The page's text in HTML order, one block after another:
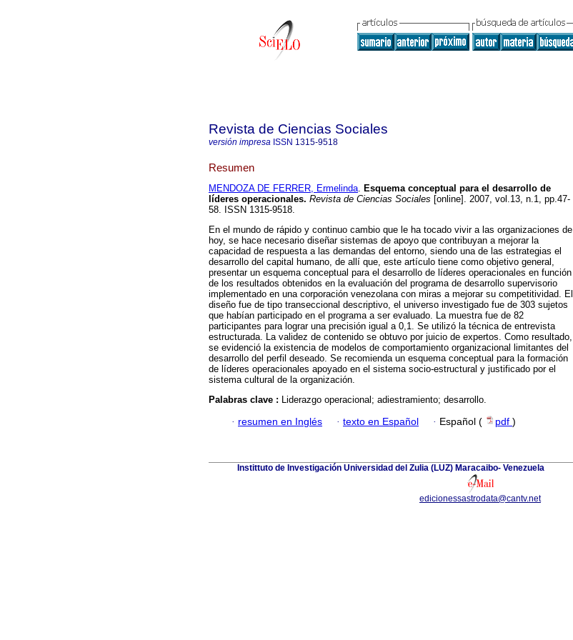
Revista de Ciencias Sociales
versión impresa ISSN 1315-9518
Resumen
MENDOZA DE FERRER, Ermelinda. Esquema conceptual para el desarrollo de
líderes operacionales. Revista de Ciencias Sociales [online]. 2007, vol.13, n.1, pp.47-
58. ISSN 1315-9518.
En el mundo de rápido y continuo cambio que le ha tocado vivir a las organizaciones de
hoy, se hace necesario diseñar sistemas de apoyo que contribuyan a mejorar la
capacidad de respuesta a las demandas del entorno, siendo una de las estrategias el
desarrollo del capital humano, de allí que, este artículo tiene como objetivo general,
presentar un esquema conceptual para el desarrollo de líderes operacionales en función
de los resultados obtenidos en la evaluación del programa de desarrollo supervisorio
implementado en una corporación venezolana con miras a mejorar su competitividad. El
diseño fue de tipo transeccional descriptivo, el universo investigado fue de 303 sujetos
que habían participado en el programa a ser evaluado. La muestra fue de 82
participantes para lograr una precisión igual a 0,1. Se utilizó la técnica de entrevista
estructurada. La validez de contenido se obtuvo por juicio de expertos. Como resultado,
se evidenció la existencia de modelos de comportamiento organizacional limitantes del
desarrollo del perfil deseado. Se recomienda un esquema conceptual para la formación
de líderes operacionales apoyado en el sistema socio-estructural y justificado por el
sistema cultural de la organización.
Palabras clave : Liderazgo operacional; adiestramiento; desarrollo.
· resumen en Inglés · texto en Español · Español ( pdf )
Instittuto de Investigación Universidad del Zulia (LUZ) Maracaibo- Venezuela
edicionessastrodata@cantv.net